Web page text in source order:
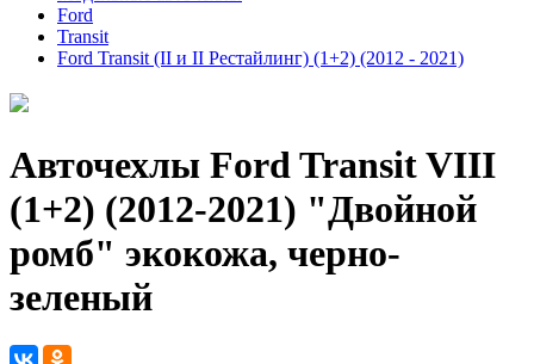
Ford
Transit
Ford Transit (II и II Рестайлинг) (1+2) (2012 - 2021)
Авточехлы Ford Transit VIII
(1+2) (2012-2021) "Двойной
ромб" экокожа, черно-
зеленый